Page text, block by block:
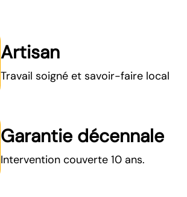
Artisan
Travail soigné et savoir-faire local
Garantie décennale
Intervention couverte 10 ans.